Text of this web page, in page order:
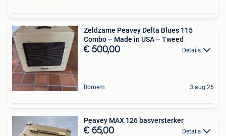
Zeldzame Peavey Delta Blues 115
Combo – Made in USA – Tweed
€ 500,00 Details
Bornem 3 aug 26
Peavey MAX 126 basversterker
€ 65,00 Details